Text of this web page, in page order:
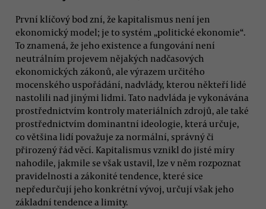
První klíčový bod zní, že kapitalismus není jen
ekonomický model; je to systém „politické ekonomie“.
To znamená, že jeho existence a fungování není
neutrálním projevem nějakých nadčasových
ekonomických zákonů, ale výrazem určitého
mocenského uspořádání, nadvlády, kterou někteří lidé
nastolili nad jinými lidmi. Tato nadvláda je vykonávána
prostřednictvím kontroly materiálních zdrojů, ale také
prostřednictvím dominantní ideologie, která určuje,
co většina lidí považuje za normální, správný či
přirozený řád věcí. Kapitalismus vznikl do jisté míry
nahodile, jakmile se však ustavil, lze v něm rozpoznat
pravidelnosti a zákonité tendence, které sice
nepředurčují jeho konkrétní vývoj, určují však jeho
základní tendence a limity.